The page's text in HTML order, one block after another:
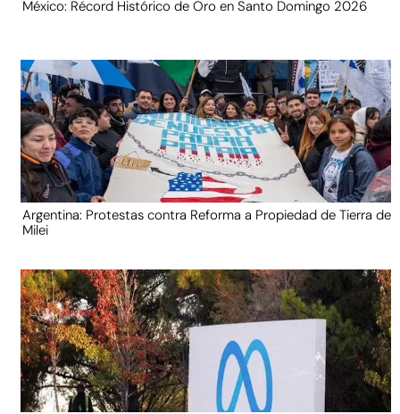
México: Récord Histórico de Oro en Santo Domingo 2026
Argentina: Protestas contra Reforma a Propiedad de Tierra de
Milei